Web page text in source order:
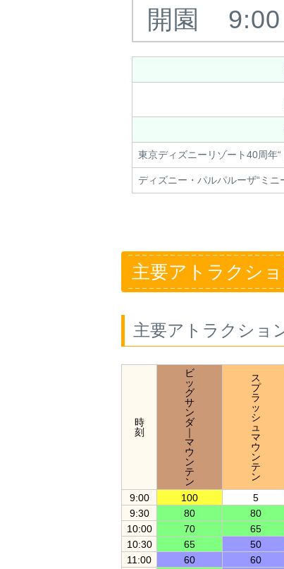
開園 9:00
東京ディズニーリゾート40周年
ディズニー・パルパルーザ“ミニ
主要アトラクシ
主要アトラクショ
時
刻
ビ
ッ
グ
サ
ン
ダ
｜
マ
ウ
ン
テ
ン
ス
プ
ラ
ッ
シ
ュ
マ
ウ
ン
テ
ン
9:00 100 5
9:30
80 80
10:00
70 65
10:30
65 50
11:00
60 60